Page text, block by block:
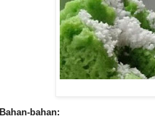
Bahan-bahan: